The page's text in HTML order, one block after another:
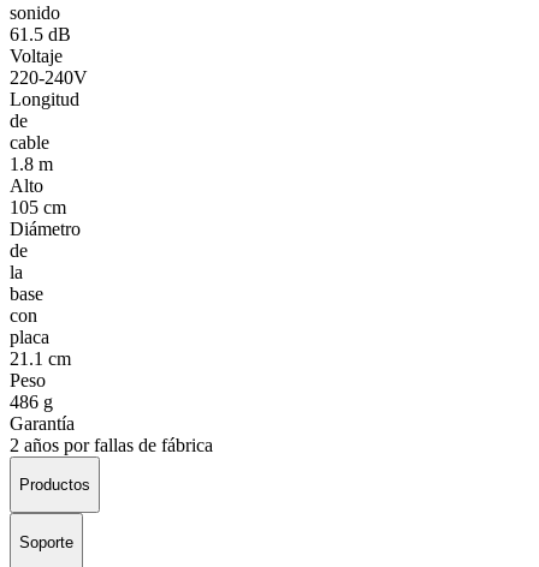
sonido
61.5 dB
Voltaje
220-240V
Longitud
de
cable
1.8 m
Alto
105 cm
Diámetro
de
la
base
con
placa
21.1 cm
Peso
486 g
Garantía
2 años por fallas de fábrica
Productos
Soporte